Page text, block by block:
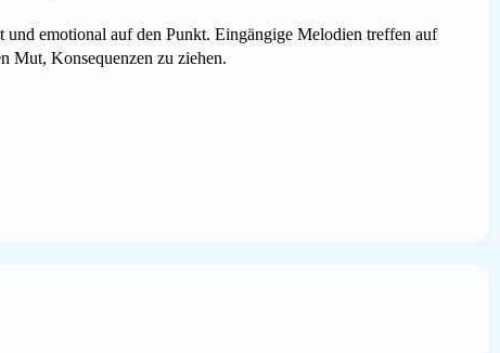
emotional auf den Punkt. Eingängige Melodien treffen auf
Mut, Konsequenzen zu ziehen.